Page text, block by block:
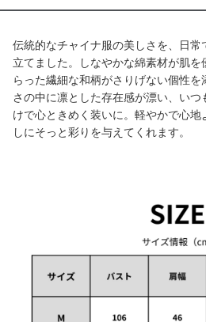
伝統的なチャイナ服の美しさを、日
立てました。しなやかな綿素材が肌を
らった繊細な和柄がさりげない個性
さの中に凛とした存在感が漂い、い
けで心ときめく装いに。軽やかで心地
しにそっと彩りを与えてくれます。